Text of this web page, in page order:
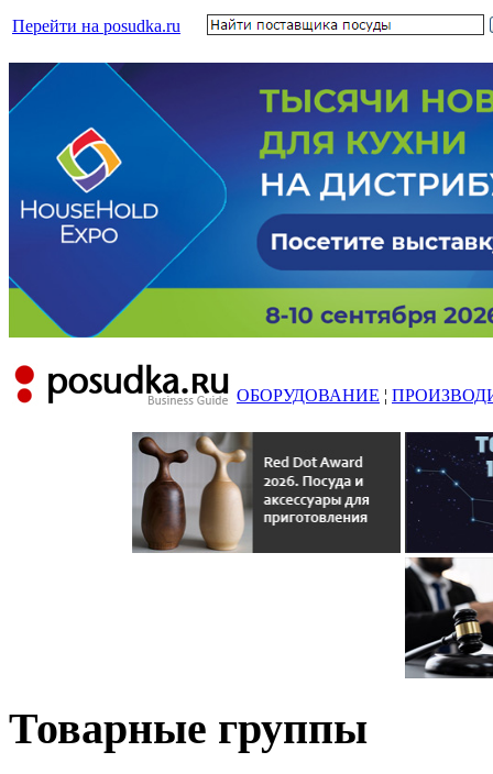
Перейти на posudka.ru
ОБОРУДОВАНИЕ ¦
Товарные группы